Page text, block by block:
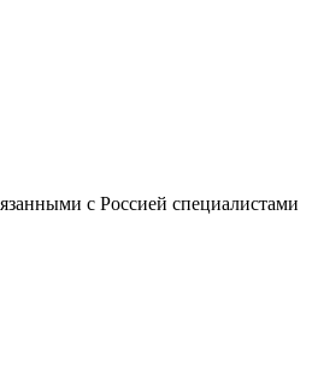
с Россией специалистами